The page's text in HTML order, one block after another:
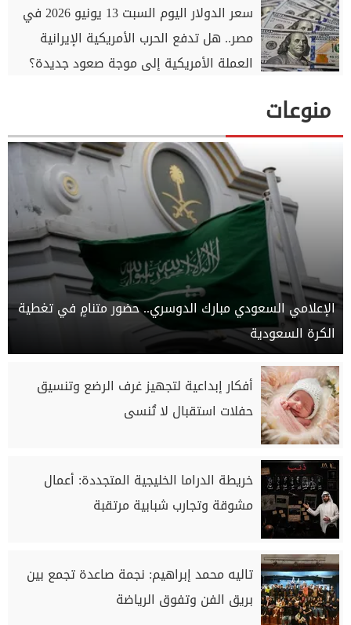
سعر الدولار اليوم السبت 13 يونيو 2026 في
مصر.. هل تدفع الحرب الأمريكية الإيرانية
العملة الأمريكية إلى موجة صعود جديدة؟
منوعات
الإعلامي السعودي مبارك الدوسري.. حضور متنامٍ في تغطية
الكرة السعودية
أفكار إبداعية لتجهيز غرف الرضع وتنسيق
حفلات استقبال لا تُنسى
خريطة الدراما الخليجية المتجددة: أعمال
مشوقة وتجارب شبابية مرتقبة
تاليه محمد إبراهيم: نجمة صاعدة تجمع بين
بريق الفن وتفوق الرياضة